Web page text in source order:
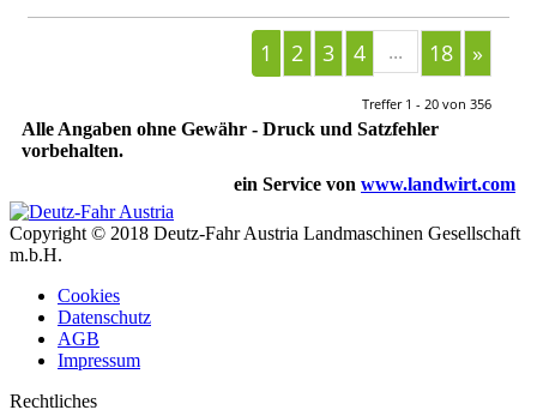
1 2 3 4 ... 18 »
Treffer 1 - 20 von 356
Alle Angaben ohne Gewähr - Druck und Satzfehler
vorbehalten.
ein Service von www.landwirt.com
Copyright © 2018 Deutz-Fahr Austria Landmaschinen Gesellschaft
m.b.H.
Cookies
Datenschutz
AGB
Impressum
Rechtliches